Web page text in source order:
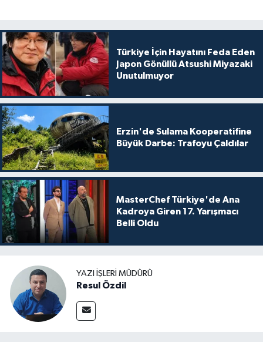
Türkiye İçin Hayatını Feda Eden
Japon Gönüllü Atsushi Miyazaki
Unutulmuyor
Erzin'de Sulama Kooperatifine
Büyük Darbe: Trafoyu Çaldılar
MasterChef Türkiye'de Ana
Kadroya Giren 17. Yarışmacı
Belli Oldu
YAZI İŞLERI MÜDÜRÜ
Resul Özdil